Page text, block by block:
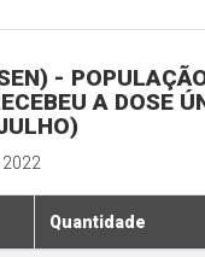
-
A DOSE
Quantidade